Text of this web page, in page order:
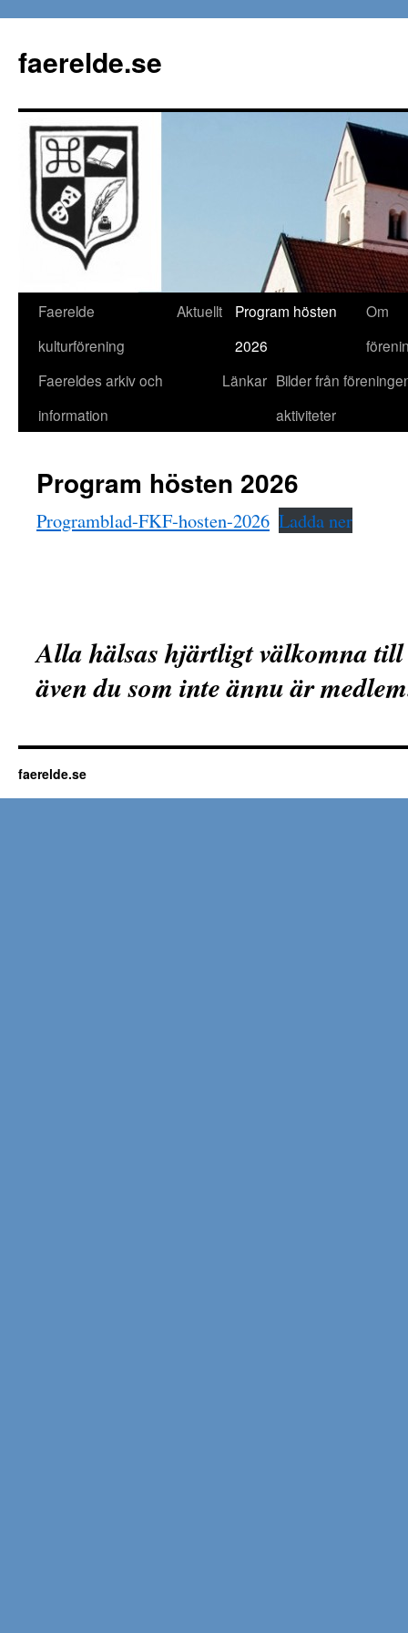
faerelde.se
Gå
till
innehåll
Faerelde
kulturförening
Aktuellt
Program hösten
2026
Om
Faereldes arkiv och
information
Länkar Bilder från
aktiviteter
Program hösten 2026
Programblad-FKF-hosten-2026 Ladda ner
Alla hälsas hjärtligt välkomna
även du som inte ännu är
faerelde.se